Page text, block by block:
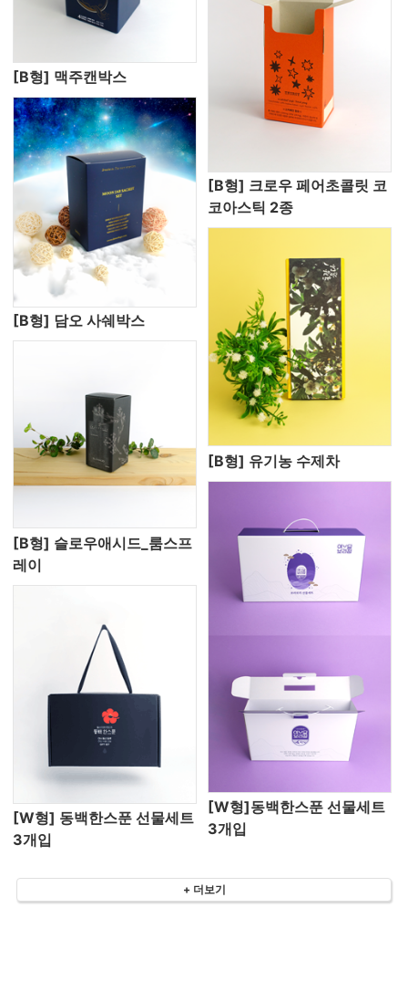
[B형] 맥주캔박스
[B형] 담오 사쉐박스
[B형] 크로우 페어초콜릿 코
코아스틱 2종
[B형] 슬로우애시드_룸스프
레이
[B형] 유기농 수제차
[W형] 동백한스푼 선물세트
3개입
[W형]동백한스푼 선물세트
3개입
+ 더보기